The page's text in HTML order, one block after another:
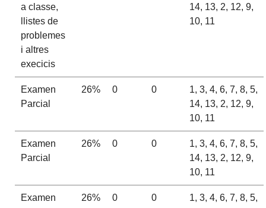
a classe,
llistes de
problemes
i altres
execicis
14, 13, 2, 12, 9,
10, 11
Examen
Parcial
26% 0 0
1, 3, 4, 6, 7, 8, 5,
14, 13, 2, 12, 9,
10, 11
Examen
Parcial
26% 0 0
1, 3, 4, 6, 7, 8, 5,
14, 13, 2, 12, 9,
10, 11
Examen
26% 0 0
1, 3, 4, 6, 7, 8, 5,